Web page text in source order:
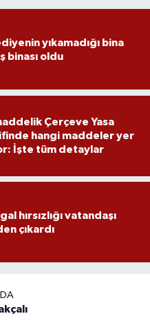
yıkamadığı bina
binası oldu
Çerçeve Yasa
hangi maddeler yer
İşte tüm detaylar
hırsızlığı vatandaşı
çıkardı